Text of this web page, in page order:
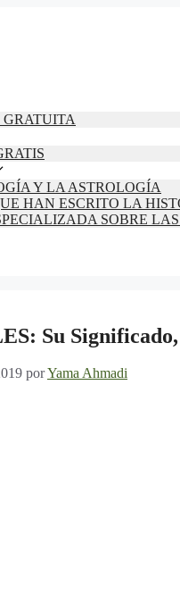
Y LA ASTROLOGÍA
HAN ESCRITO LA
SOBRE
Su
porYama Ahmadi